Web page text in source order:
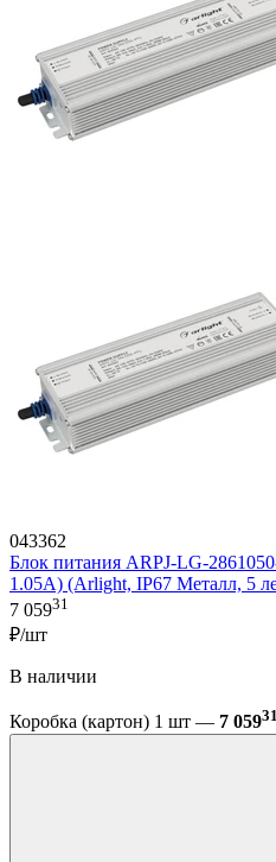
043362
Блок питания ARPJ-LG-
1.05A) (Arlight, IP67 Металл, 5
7 05931
₽/шт
В наличии
Коробка (картон) 1 шт — 7 05931